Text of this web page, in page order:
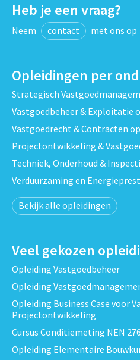
Heb je een vraag?
Neem contact met ons op
Opleidingen per
Strategisch
Vastgoedbeheer & Exploitatie
Vastgoedrecht & Contracten
Projectontwikkeling &
Techniek, Onderhoud &
Verduurzaming en
Bekijk alle opleidingen
Veel gekozen
Opleiding Vastgoedbeheer
Opleiding
Opleiding Business Case voor
Projectontwikkeling
Cursus Conditiemeting NEN
Opleiding Elementaire